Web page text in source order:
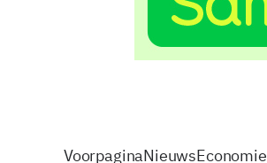
VoorpaginaNieuwsEconomie